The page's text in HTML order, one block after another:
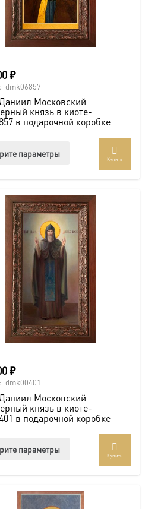
₽
dmk06857
Московский
князь в киоте-
в подарочной коробке
параметры
вариаций.
Опции
можно
выбрать
на
странице
товара.
Купить
₽
dmk00401
Московский
князь в киоте-
в подарочной коробке
параметры
вариаций.
Купить